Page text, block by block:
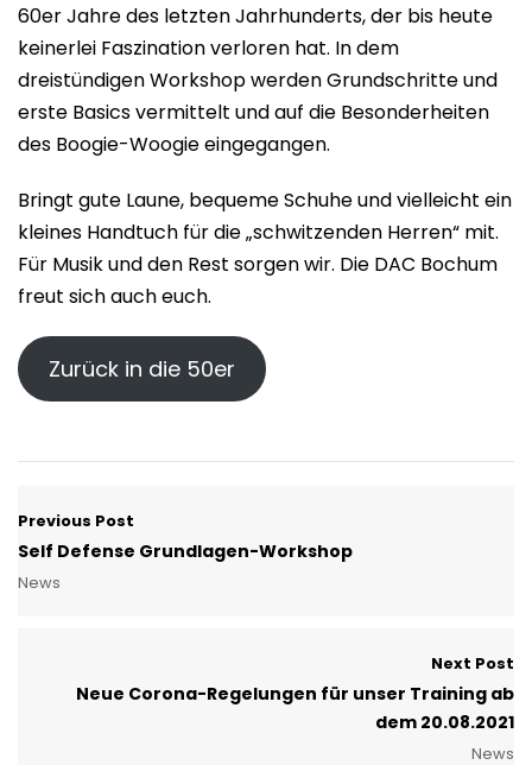
60er Jahre des letzten Jahrhunderts, der bis heute
keinerlei Faszination verloren hat. In dem
dreistündigen Workshop werden Grundschritte und
erste Basics vermittelt und auf die Besonderheiten
des Boogie-Woogie eingegangen.
Bringt gute Laune, bequeme Schuhe und vielleicht ein
kleines Handtuch für die „schwitzenden Herren“ mit.
Für Musik und den Rest sorgen wir. Die DAC Bochum
freut sich auch euch.
Zurück in die 50er
Previous Post
Self Defense Grundlagen-Workshop
News
Next Post
Neue Corona-Regelungen für unser Training ab
dem 20.08.2021
News